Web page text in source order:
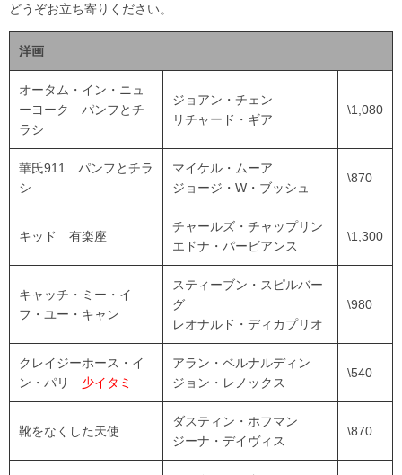
どうぞお立ち寄りください。
洋画
オータム・イン・ニュ
ーヨーク パンフとチ
ラシ
ジョアン・チェン
リチャード・ギア
\1,080
華氏911 パンフとチラ
シ
マイケル・ムーア
ジョージ・W・ブッシュ
\870
キッド 有楽座
チャールズ・チャップリン
エドナ・パービアンス
\1,300
キャッチ・ミー・イ
フ・ユー・キャン
スティーブン・スピルバー
グ
レオナルド・ディカプリオ
\980
クレイジーホース・イ
ン・パリ 少イタミ
アラン・ベルナルディン
ジョン・レノックス
\540
靴をなくした天使
ダスティン・ホフマン
ジーナ・デイヴィス
\870